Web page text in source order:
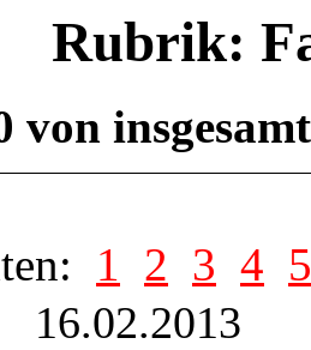
Rubrik:
von
1 2 3 4 5
16.02.2013